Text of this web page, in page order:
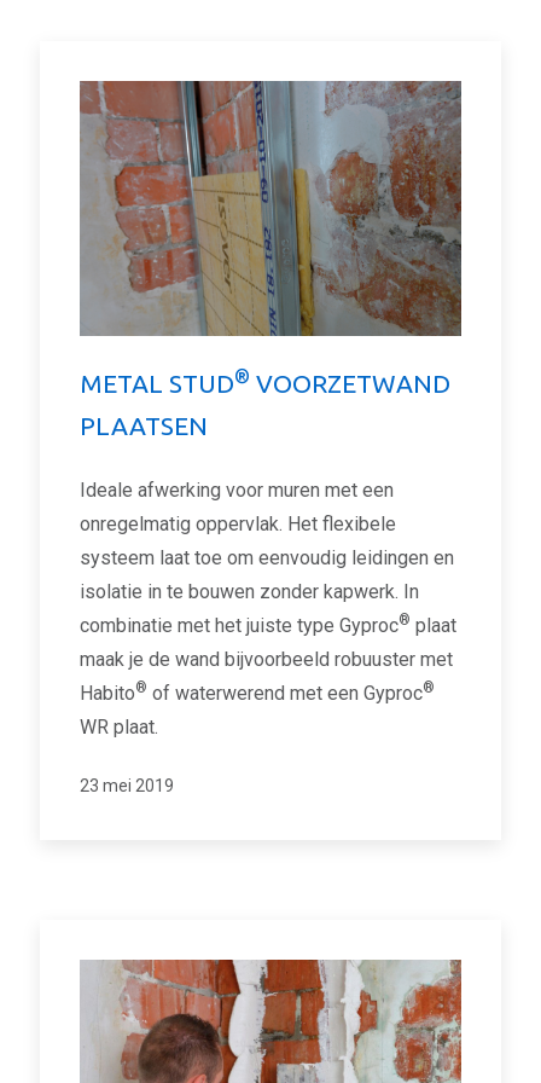
METAL STUD® VOORZETWAND
PLAATSEN
Ideale afwerking voor muren met een
onregelmatig oppervlak. Het flexibele
systeem laat toe om eenvoudig leidingen en
isolatie in te bouwen zonder kapwerk. In
combinatie met het juiste type Gyproc® plaat
maak je de wand bijvoorbeeld robuuster met
Habito® of waterwerend met een Gyproc®
WR plaat.
23 mei 2019